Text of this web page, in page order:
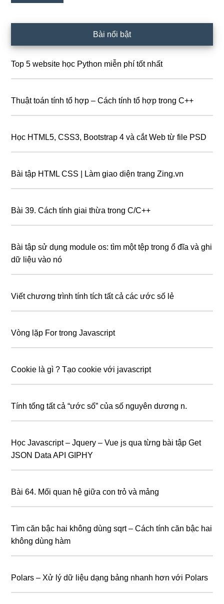
Bài nổi bật
Top 5 website học Python miễn phí tốt nhất
Thuật toán tính tổ hợp – Cách tính tổ hợp trong C++
Học HTML5, CSS3, Bootstrap 4 và cắt Web từ file PSD
Bài tập HTML CSS | Làm giao diện trang Zing.vn
Bài 39. Cách tính giai thừa trong C/C++
Bài tập sử dụng module os: tìm một tệp trong ổ đĩa và ghi
dữ liệu vào nó
Viết chương trình tính tích tất cả các ước số lẻ
Vòng lặp For trong Javascript
Cookie là gì ? Tạo cookie với javascript
Tính tổng tất cả “ước số” của số nguyên dương n.
Học Javascript – Jquery – Vue js qua từng bài tập Get
JSON Data API GIPHY
Bài 64. Mối quan hệ giữa con trỏ và mảng
Tìm căn bậc hai không dùng sqrt – Cách tính căn bậc hai
không dùng hàm
Polars – Xử lý dữ liệu dạng bảng nhanh hơn với Polars